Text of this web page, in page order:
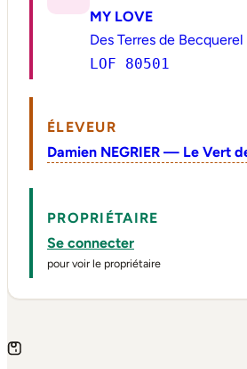
MY LOVE
Des Terres de Becquerel
LOF 80501
ÉLEVEUR
Damien NEGRIER — Le Vert
PROPRIÉTAIRE
Se connecter
pour voir le propriétaire